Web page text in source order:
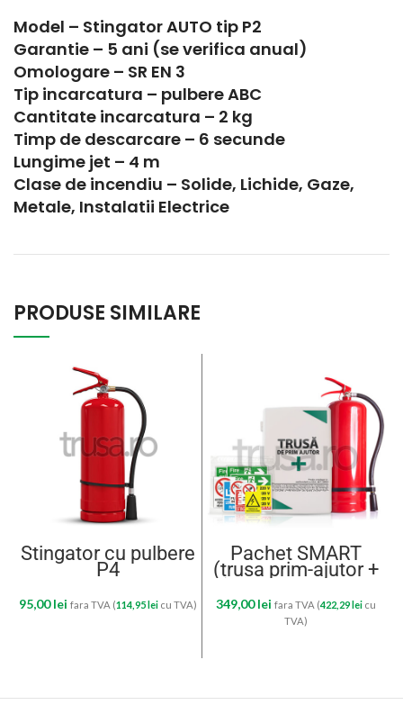
Model – Stingator AUTO tip P2
Garantie – 5 ani (se verifica anual)
Omologare – SR EN 3
Tip incarcatura – pulbere ABC
Cantitate incarcatura – 2 kg
Timp de descarcare – 6 secunde
Lungime jet – 4 m
Clase de incendiu – Solide, Lichide, Gaze,
Metale, Instalatii Electrice
PRODUSE SIMILARE
Stingator cu pulbere
P4
95,00lei fara TVA (114,95lei cu TVA)
Pachet SMART
(trusa prim-ajutor +
stingator P6 + set 34
autocolante +
suport stingator)
349,00lei fara TVA (422,29lei cu
TVA)